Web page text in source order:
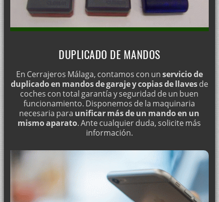
DUPLICADO DE MANDOS
En Cerrajeros Málaga, contamos con unservicio de
duplicado en mandos de garaje y copias de llavesde
coches con total garantía y seguridad de un buen
funcionamiento. Disponemos de la maquinaria
necesaria para unificar más de un mando en un
mismo aparato. Ante cualquier duda, solicite más
información.